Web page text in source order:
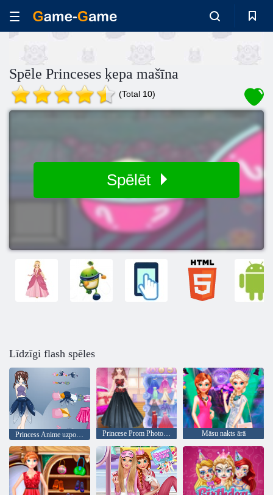
Spēle Princeses ķepa mašīna
(Total 10)
Spēlēt
Līdzīgi flash spēles
Princess Anime uzposties Princese Prom Photoshoot Māsu nakts ārā